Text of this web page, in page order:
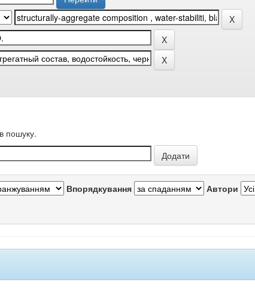
пошуку.
Впорядкування Автори